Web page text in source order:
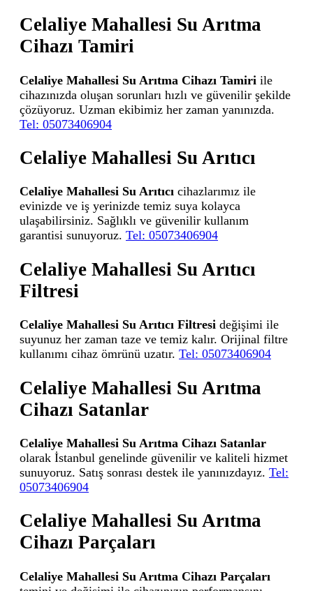
Celaliye Mahallesi Su Arıtma
Cihazı Tamiri
Celaliye Mahallesi Su Arıtma Cihazı Tamiri ile
cihazınızda oluşan sorunları hızlı ve güvenilir şekilde
çözüyoruz. Uzman ekibimiz her zaman yanınızda.
Tel: 05073406904
Celaliye Mahallesi Su Arıtıcı
Celaliye Mahallesi Su Arıtıcı cihazlarımız ile
evinizde ve iş yerinizde temiz suya kolayca
ulaşabilirsiniz. Sağlıklı ve güvenilir kullanım
garantisi sunuyoruz. Tel: 05073406904
Celaliye Mahallesi Su Arıtıcı
Filtresi
Celaliye Mahallesi Su Arıtıcı Filtresi değişimi ile
suyunuz her zaman taze ve temiz kalır. Orijinal filtre
kullanımı cihaz ömrünü uzatır. Tel: 05073406904
Celaliye Mahallesi Su Arıtma
Cihazı Satanlar
Celaliye Mahallesi Su Arıtma Cihazı Satanlar
olarak İstanbul genelinde güvenilir ve kaliteli hizmet
sunuyoruz. Satış sonrası destek ile yanınızdayız. Tel:
05073406904
Celaliye Mahallesi Su Arıtma
Cihazı Parçaları
Celaliye Mahallesi Su Arıtma Cihazı Parçaları